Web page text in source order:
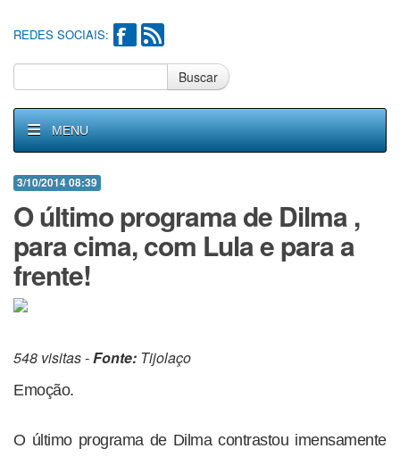
REDES SOCIAIS:
Buscar
MENU
3/10/2014 08:39
O último programa de Dilma ,
para cima, com Lula e para a
frente!
548 visitas -Fonte: Tijolaço
Emoção.
O último programa de Dilma contrastou imensamente